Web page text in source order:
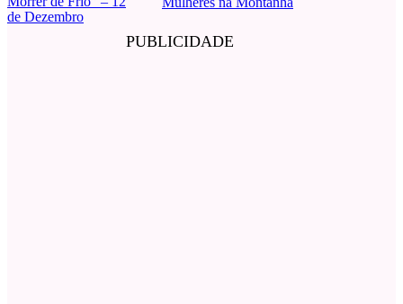
PUBLICIDADE
de Dezembro